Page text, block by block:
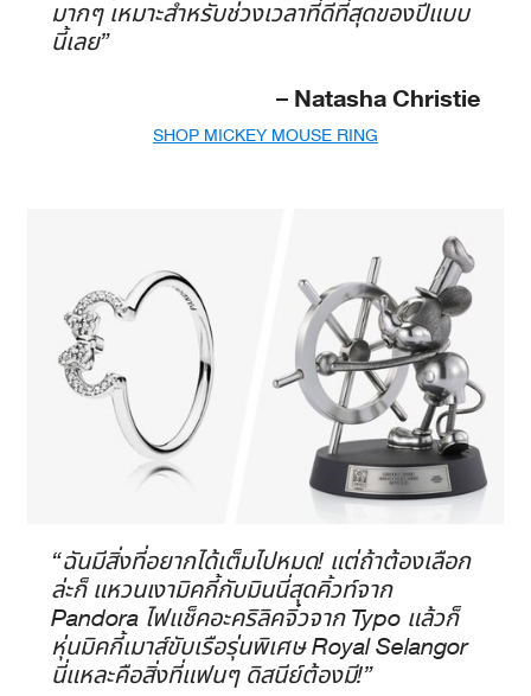
มากๆ เหมาะสำหรับช่วงเวลาที่ดีที่สุดของปีแบบ
นี้เลย”
– Natasha Christie
SHOP MICKEY MOUSE RING
“ฉันมีสิ่งที่อยากได้เต็มไปหมด! แต่ถ้าต้องเลือก
ล่ะก็ แหวนเงามิคกี้กับมินนี่สุดคิ้วท์จาก
Pandora ไฟแช็คอะคริลิคจิ๋วจาก Typo แล้วก็
หุ่นมิคกี้เมาส์ขับเรือรุ่นพิเศษ Royal Selangor
นี่แหละคือสิ่งที่แฟนๆ ดิสนีย์ต้องมี!”